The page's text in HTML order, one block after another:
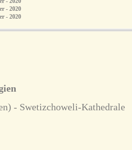
- Swetizchoweli-Kathedrale